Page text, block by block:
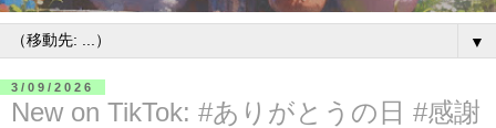
▼
3/09/2026
New on TikTok: #ありがとうの日 #感謝